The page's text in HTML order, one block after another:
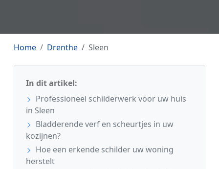
Home Drenthe Sleen
In dit artikel:
Professioneel schilderwerk voor uw huis
in Sleen
Bladderende verf en scheurtjes in uw
kozijnen?
Hoe een erkende schilder uw woning
herstelt